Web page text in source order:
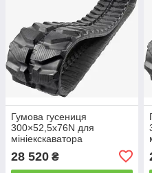
Гумова гусениця
300×52,5x76N для
мініекскаватора
28 520 ₴